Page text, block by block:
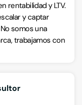
rentabilidad y LTV.
y captar
somos una
trabajamos con